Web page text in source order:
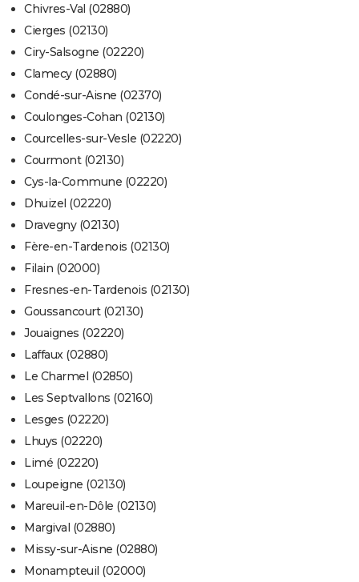
Chivres-Val (02880)
Cierges (02130)
Ciry-Salsogne (02220)
Clamecy (02880)
Condé-sur-Aisne (02370)
Coulonges-Cohan (02130)
Courcelles-sur-Vesle (02220)
Courmont (02130)
Cys-la-Commune (02220)
Dhuizel (02220)
Dravegny (02130)
Fère-en-Tardenois (02130)
Filain (02000)
Fresnes-en-Tardenois (02130)
Goussancourt (02130)
Jouaignes (02220)
Laffaux (02880)
Le Charmel (02850)
Les Septvallons (02160)
Lesges (02220)
Lhuys (02220)
Limé (02220)
Loupeigne (02130)
Mareuil-en-Dôle (02130)
Margival (02880)
Missy-sur-Aisne (02880)
Monampteuil (02000)